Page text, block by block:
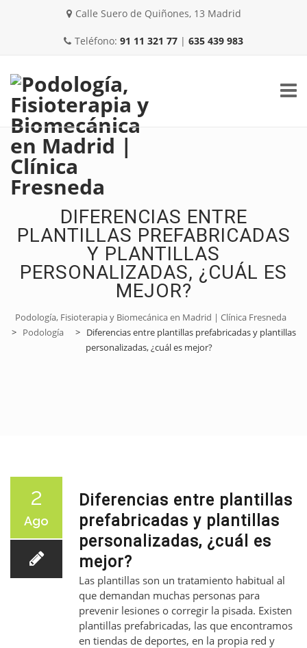
Calle Suero de Quiñones, 13 Madrid
Teléfono: 91 11 321 77 | 635 439 983
Skip
to
content
NOSOTROS
PATOLOGÍAS COMUNES
DIFERENCIAS ENTRE
PLANTILLAS PREFABRICADAS
Y PLANTILLAS
PERSONALIZADAS, ¿CUÁL ES
MEJOR?
Podología, Fisioterapia y Biomecánica en Madrid | Clínica Fresneda
> Podología > Diferencias entre plantillas prefabricadas y plantillas
personalizadas, ¿cuál es mejor?
2
Ago
Diferencias entre plantillas
prefabricadas y plantillas
personalizadas, ¿cuál es
mejor?
Las plantillas son un tratamiento habitual al
que demandan muchas personas para
prevenir lesiones o corregir la pisada. Existen
plantillas prefabricadas, las que encontramos
en tiendas de deportes, en la propia red y